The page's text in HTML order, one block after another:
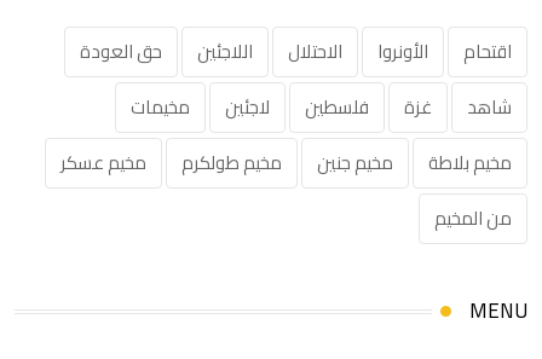
اقتحام الأونروا الاحتلال اللاجئين
حق العودة
شاهد
غزة فلسطين لاجئين
مخيمات
مخيم بلاطة
مخيم جنين مخيم طولكرم
مخيم عسكر
من المخيم
MENU